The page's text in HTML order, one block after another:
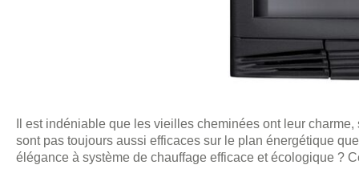
Il est indéniable que les vieilles cheminées ont leur
sont pas toujours aussi efficaces sur le plan énergétique
élégance à système de chauffage efficace et écologique ?